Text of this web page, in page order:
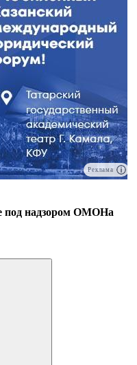
Реклама
под надзором ОМОНа